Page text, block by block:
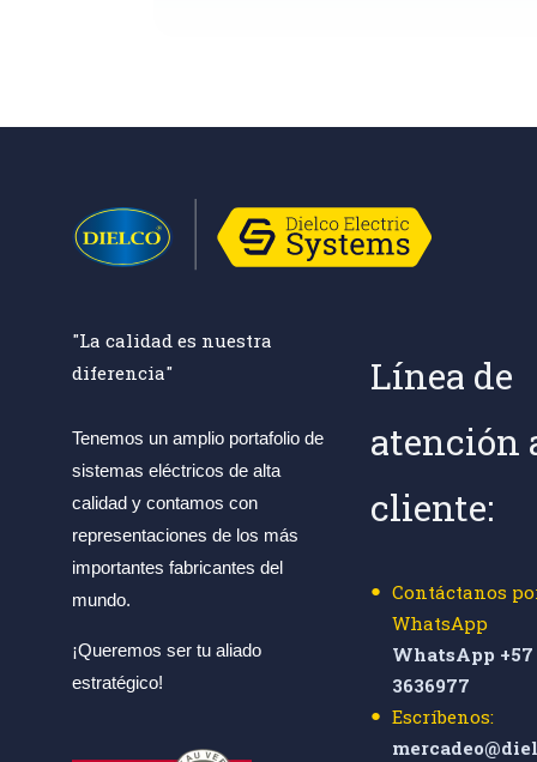
"La calidad es nuestra
diferencia"
Tenemos un amplio portafolio de
sistemas eléctricos de alta
calidad y contamos con
representaciones de los más
importantes fabricantes del
mundo.
¡Queremos ser tu aliado
estratégico!
Línea de
atención
cliente:
Contáctanos
WhatsApp
WhatsApp +57
3636977
Escríbenos: